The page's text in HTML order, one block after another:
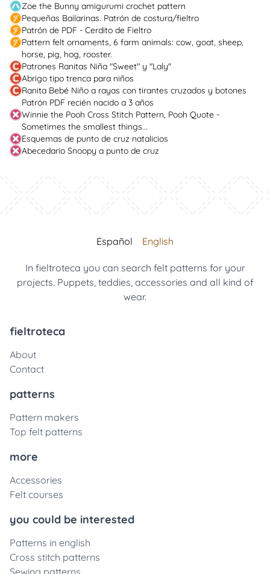
Zoe the Bunny amigurumi crochet pattern
Pequeñas Bailarinas. Patrón de costura/fieltro
Patrón de PDF - Cerdito de Fieltro
Pattern felt ornaments, 6 farm animals: cow, goat, sheep,
horse, pig, hog, rooster.
Patrones Ranitas Niña "Sweet" y "Laly"
Abrigo tipo trenca para niños
Ranita Bebé Niño a rayas con tirantes cruzados y botones
Patrón PDF recién nacido a 3 años
Winnie the Pooh Cross Stitch Pattern, Pooh Quote -
Sometimes the smallest things...
Esquemas de punto de cruz natalicios
Abecedario Snoopy a punto de cruz
Español English
In fieltroteca you can search felt patterns for your
projects. Puppets, teddies, accessories and all kind of
wear.
fieltroteca
About
Contact
patterns
Pattern makers
Top felt patterns
more
Accessories
Felt courses
you could be interested
Patterns in english
Cross stitch patterns
Sewing patterns